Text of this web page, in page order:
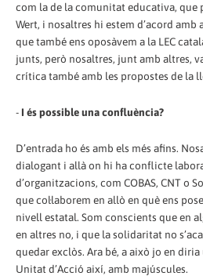
com la de la comunitat educativa, que
Wert, i nosaltres hi estem d’acord
que també ens oposàvem a la LEC
junts, però nosaltres, junt amb altres,
crítica també amb les propostes de la
- I és possible una confluència?
D’entrada ho és amb els més afins.
dialogant i allà on hi ha conflicte
d’organitzacions, com COBAS, CNT o
que col·laborem en allò en què ens
nivell estatal. Som conscients que en
en altres no, i que la solidaritat no
quedar exclòs. Ara bé, a això jo en
Unitat d’Acció així, amb majúscules.